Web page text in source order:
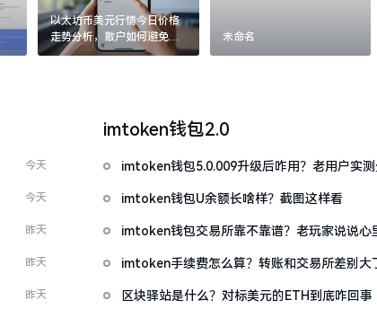
以太坊币美元行情今日价格
走势分析，散户如何避免追
涨杀跌被套牢
未命名
今天
今天
昨天
昨天
昨天
imtoken钱包2.0
imtoken钱包5.0.009升级后咋用？老用户实测
imtoken钱包U余额长啥样？截图这样看
imtoken钱包交易所靠不靠谱？老玩家说说心
imtoken手续费怎么算？转账和交易所差别大
区块驿站是什么？对标美元的ETH到底咋回事